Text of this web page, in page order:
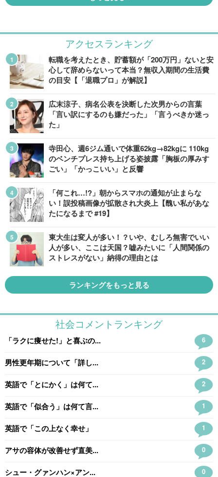
アクセスランキング
転職を考えたとき、貯蓄額が「200万円」ないと安
心して辞めらないって本当？無収入期間の生活費
の目安【「退職プロ」が解説】
広末涼子、病名公表を決断した次男からの言葉
「言い訳にするのも嫌だった」「言うべきか迷っ
た」
寺田心、週6ジム通いで体重62kg→82kgに 110kg
のベンチプレス持ち上げる姿披露「胸板の厚みす
ごい」「かっこいい」と反響
「何これ…!?」朝からスマホの通知が止まらな
い！誤投稿画像が拡散され大炎上【醜い私があな
たになるまで #19】
東大生は変人が多い！？いや、むしろ無害でいい
人が多い、ここは天国？嘘みたいに「人間関係の
ストレスがない」納得の理由とは
ランキングをもっと見る